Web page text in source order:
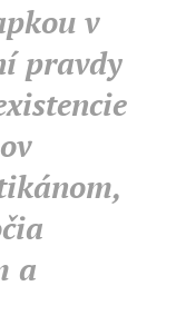
v
pravdy
a